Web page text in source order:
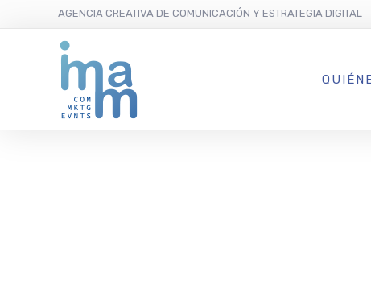
AGENCIA CREATIVA DE COMUNICACIÓN Y ESTRATEGIA